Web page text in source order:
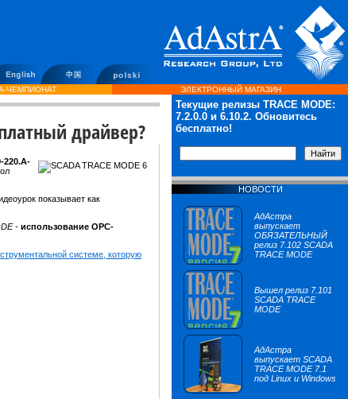
ЧЕМПИОНАТ ЭЛЕКТРОННЫЙ МАГАЗИН
драйвер?
220.А-
показывает как
- использование OPC-
системе, которую
Текущие релизы TRACE MODE:
7.2.0.0 и 6.10.2. Обновитесь
бесплатно!
НОВОСТИ
АдАстра
выпускает
ОБЯЗАТЕЛЬНЫЙ
релиз 7.102 SCADA
TRACE MODE
Вышел релиз 7.101
SCADA TRACE
MODE
АдАстра
выпускает SCADA
TRACE MODE 7.1
под Linux и Windows